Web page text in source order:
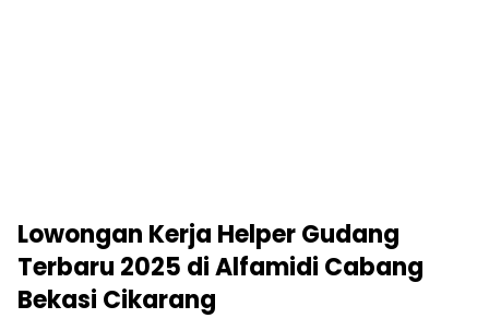
Lowongan Kerja Helper Gudang
Terbaru 2025 di Alfamidi Cabang
Bekasi Cikarang